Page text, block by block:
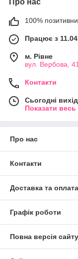
Про нас
100%
Працює з
м. Рівне
вул. Вербова,
Контакти
Сьогодні
Показати
Про нас
Контакти
Доставка та оплата
Графік роботи
Повна версія сайту